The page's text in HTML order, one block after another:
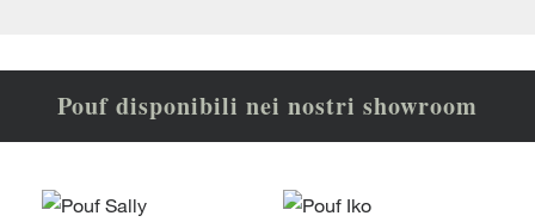
Pouf disponibili nei nostri showroom